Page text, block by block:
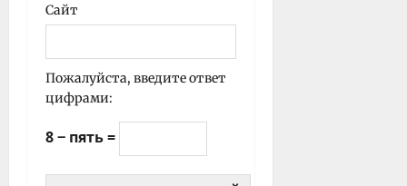
Сайт
Пожалуйста, введите ответ
цифрами:
8 − пять =